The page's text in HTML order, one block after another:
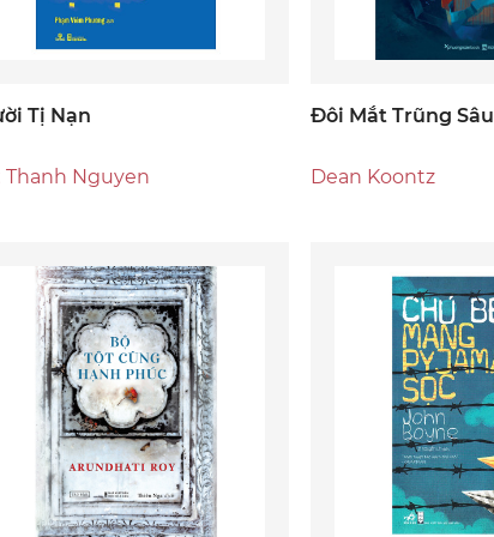
Tị Nạn
Thanh Nguyen
Đôi Mắt Trũng Sâu
Dean Koontz